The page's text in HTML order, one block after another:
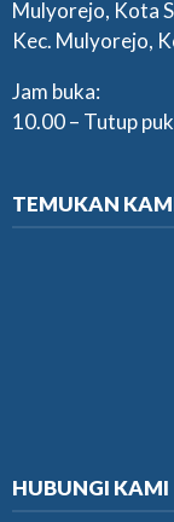
Mulyorejo, Kota
Kec. Mulyorejo,
Jam buka:
10.00 – Tutup
TEMUKAN
HUBUNGI KAMI